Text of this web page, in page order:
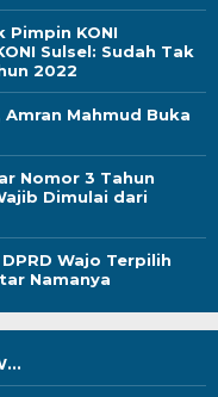
Pimpin KONI
Sulsel: Sudah Tak
2022
Mahmud Buka
Nomor 3 Tahun
Dimulai dari
Wajo Terpilih
Namanya